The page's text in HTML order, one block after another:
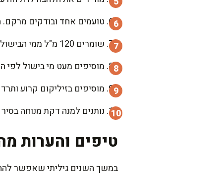
טועמים אחד ובודקים מרקם.
שומרים 120 מ"ל ממי הבישול. מוציאים את הרביולי בכף מחוררת ישירות למחבת עם הרוטב.
מוסיפים מעט מי בישול לפי
מוסיפים בזיליקום קרוע
נותנים למנה דקת מנוחה
טיפים והערות
במשך השנים גיליתי שאפשר